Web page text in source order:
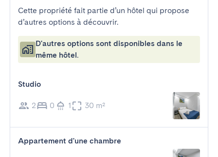
Cette propriété fait partie d’un hôtel qui propose
d’autres options à découvrir.
D'autres options sont disponibles dans le
même hôtel.
Studio
2 0 1 30 m²
Appartement d'une chambre